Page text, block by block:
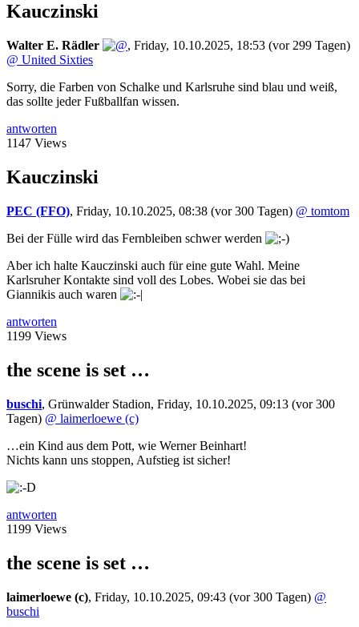
Kauczinski
Walter E. Rädler , Friday, 10.10.2025, 18:53 (vor 299 Tagen)
@ United Sixties
Sorry, die Farben von Schalke und Karlsruhe sind blau und weiß,
das sollte jeder Fußballfan wissen.
antworten
1147 Views
Kauczinski
PEC (FFO), Friday, 10.10.2025, 08:38 (vor 300 Tagen) @ tomtom
Bei der Fülle wird das Fernbleiben schwer werden
Aber ich halte Kauczinski auch für eine gute Wahl. Meine
Karlsruher Kontakte sind voll des Lobes. Wobei sie das bei
Giannikis auch waren
antworten
1199 Views
the scene is set …
buschi, Grünwalder Stadion, Friday, 10.10.2025, 09:13 (vor 300
Tagen) @ laimerloewe (c)
…ein Kind aus dem Pott, wie Werner Beinhart!
Nichts kann uns stoppen, Aufstieg ist sicher!
antworten
1199 Views
the scene is set …
laimerloewe (c), Friday, 10.10.2025, 09:43 (vor 300 Tagen) @
buschi